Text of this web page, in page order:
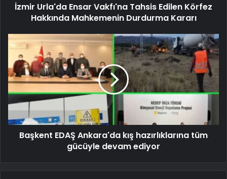
İzmir Urla'da Ensar Vakfı'na Tahsis Edilen Körfez
Hakkında Mahkemenin Durdurma Kararı
Başkent EDAŞ Ankara'da kış hazırlıklarına tüm
gücüyle devam ediyor